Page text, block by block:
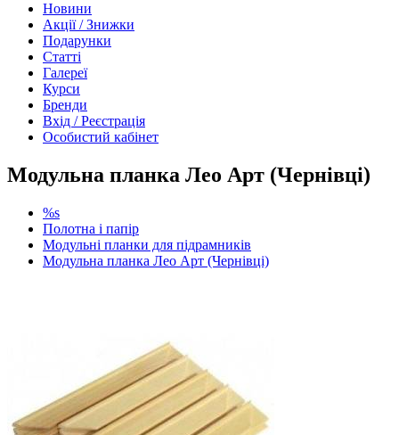
Новини
Акції / Знижки
Подарунки
Статті
Галереї
Курси
Бренди
Вхід / Реєстрація
Особистий кабінет
Модульна планка Лео Арт (Чернівці)
%s
Полотна і папір
Модульні планки для підрамників
Модульна планка Лео Арт (Чернівці)